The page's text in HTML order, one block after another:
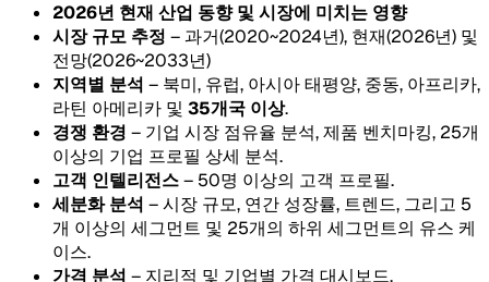
2026년 현재 산업 동향 및 시장에 미치는 영향
시장 규모 추정 – 과거(2020~2024년), 현재(2026년) 및
전망(2026~2033년)
지역별 분석 – 북미, 유럽, 아시아 태평양, 중동, 아프리카,
라틴 아메리카 및 35개국 이상.
경쟁 환경 – 기업 시장 점유율 분석, 제품 벤치마킹, 25개
이상의 기업 프로필 상세 분석.
고객 인텔리전스– 50명 이상의 고객 프로필.
세분화 분석 – 시장 규모, 연간 성장률, 트렌드, 그리고 5
개 이상의 세그먼트 및 25개의 하위 세그먼트의 유스 케
이스.
가격 분석 – 지리적 및 기업별 가격 대시보드.